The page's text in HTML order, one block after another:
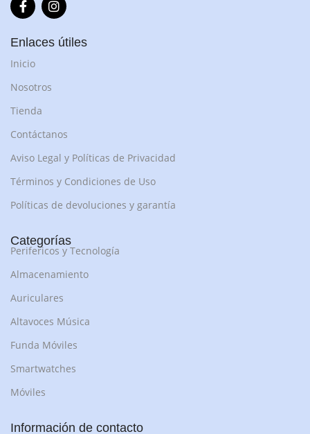
Enlaces útiles
Inicio
Nosotros
Tienda
Contáctanos
Aviso Legal y Políticas de Privacidad
Términos y Condiciones de Uso
Políticas de devoluciones y garantía
Categorías
Perifericos y Tecnología
Almacenamiento
Auriculares
Altavoces Música
Funda Móviles
Smartwatches
Móviles
Información de contacto